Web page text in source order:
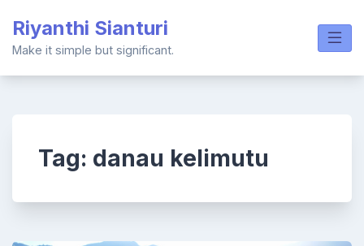
content
Riyanthi Sianturi
Make it simple but significant.
Tag: danau kelimutu